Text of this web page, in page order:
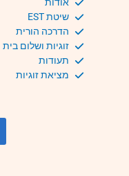
שיטת EST
הדרכה הורית
זוגיות ושלום בית
תעודות
מציאת זוגיות